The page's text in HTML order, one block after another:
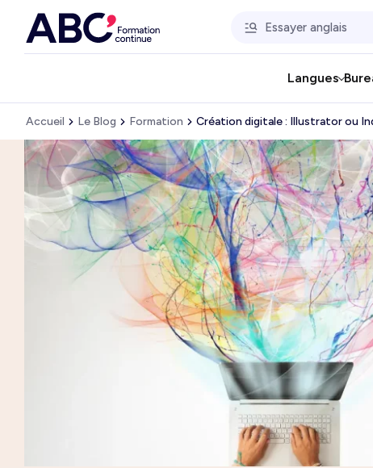
Langues
Accueil Le Blog Formation Création digitale : Illustrator ou